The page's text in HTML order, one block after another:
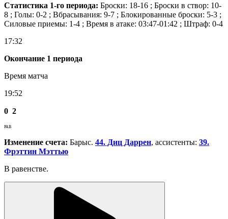
Статистика 1-го периода: Броски: 18-16 ; Броски в створ: 10-
8 ; Голы: 0-2 ; Вбрасывания: 9-7 ; Блокированные броски: 5-3 ;
Силовые приемы: 1-4 ; Время в атаке: 03:47-01:42 ; Штраф: 0-4
17:32
Окончание 1 периода
Время матча
19:52
0 2
РАВ
Изменение счета: Барыс. 44. Диц Даррен, ассистенты: 39.
Фрэттин Мэттью
В равенстве.